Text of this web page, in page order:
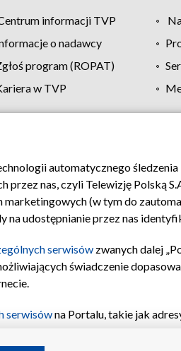
informacji TVP
o nadawcy
program (ROPAT)
w TVP
Moje zgody Pomoc
automatycznego
nas, czyli Telewizję Polską
marketingowych (w tym do
na udostępnianie przez nas
serwisów zwanych dalej
świadczenie
serwisówna Portalu, takie jak
na urządzeniu lub dostęp do